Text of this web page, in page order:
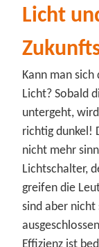
Licht
Kann man
Licht? Sobald
untergeht,
richtig dunkel!
nicht mehr
Lichtschalter,
greifen die
sind aber